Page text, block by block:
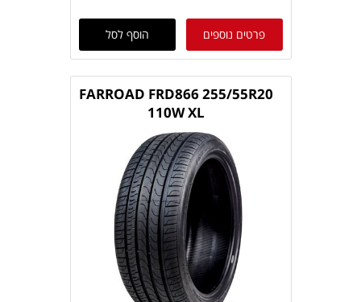
פרטים נוספים הוסף לסל
FARROAD FRD866 255/55R20
110W XL